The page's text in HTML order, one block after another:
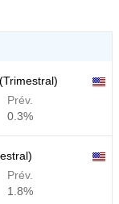
Prév.
0.3%
Prév.
1.8%